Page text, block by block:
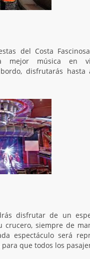
del Costa
mejor música en
disfrutarás
disfrutar de un
crucero, siempre de
espectáculo será
que todos los